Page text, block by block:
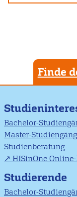
Finde
Bachelor-
Master-
Studienberatung
HISinOne
Studierende
Bachelor-